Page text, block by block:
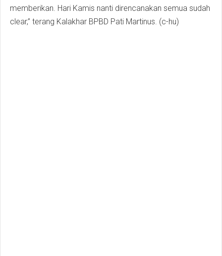
memberikan. Hari Kamis nanti direncanakan semua sudah
clear,” terang Kalakhar BPBD Pati Martinus. (c-hu)